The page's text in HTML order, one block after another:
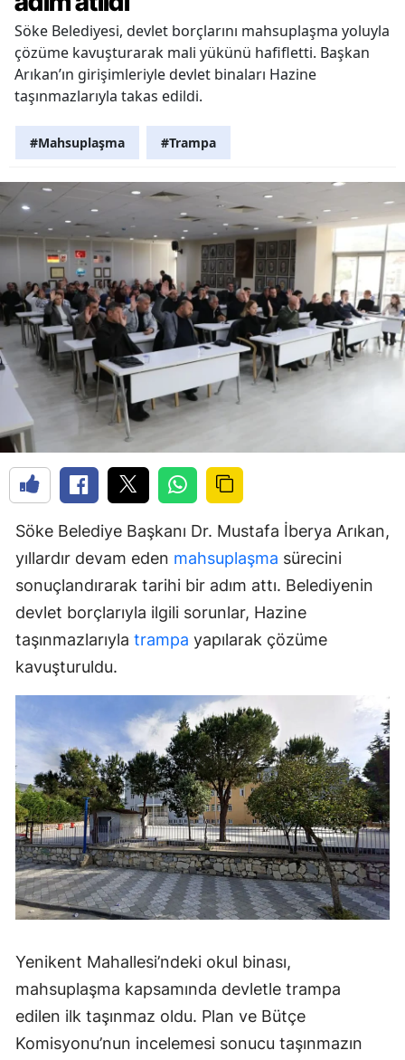
Söke Belediyesi, devlet borçlarını mahsuplaşma yoluyla
çözüme kavuşturarak mali yükünü hafifletti. Başkan
Arıkan’ın girişimleriyle devlet binaları Hazine
taşınmazlarıyla takas edildi.
#Mahsuplaşma #Trampa
Söke Belediye Başkanı Dr. Mustafa İberya Arıkan,
yıllardır devam eden mahsuplaşma sürecini
sonuçlandırarak tarihi bir adım attı. Belediyenin
devlet borçlarıyla ilgili sorunlar, Hazine
taşınmazlarıyla trampa yapılarak çözüme
kavuşturuldu.
Yenikent Mahallesi’ndeki okul binası,
mahsuplaşma kapsamında devletle trampa
edilen ilk taşınmaz oldu. Plan ve Bütçe
Komisyonu’nun incelemesi sonucu taşınmazın